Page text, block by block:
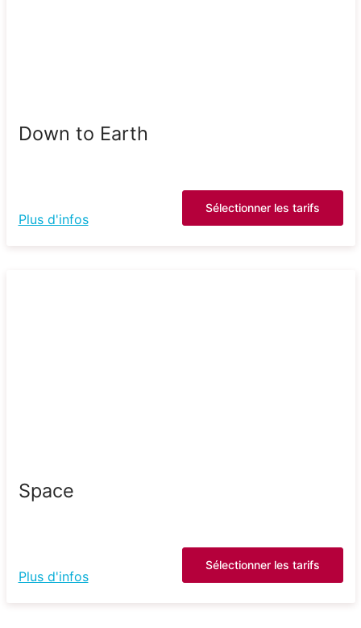
Down to Earth
Plus d'infos
Sélectionner les tarifs
Space
Plus d'infos
Sélectionner les tarifs